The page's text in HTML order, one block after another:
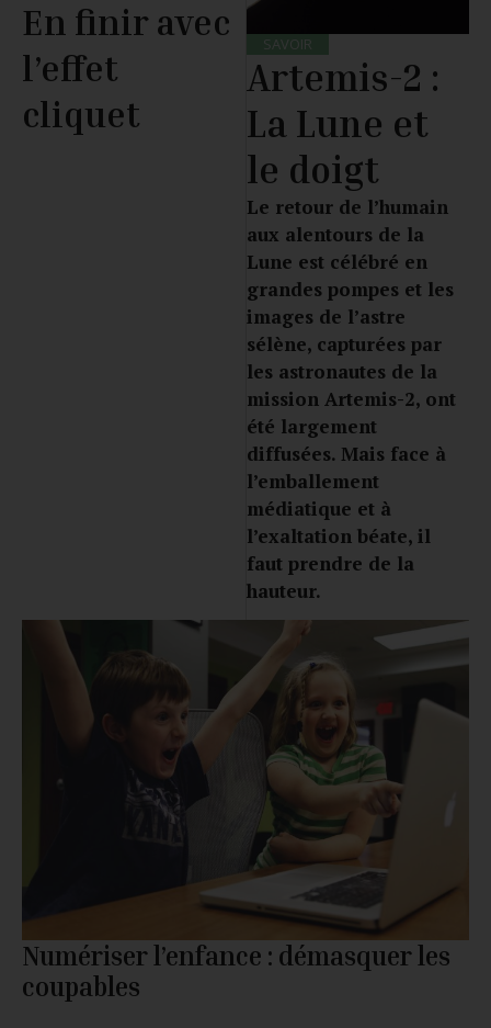
En finir avec
l’effet
cliquet
SAVOIR
Artemis-2 :
La Lune et
le doigt
Le retour de l’humain
aux alentours de la
Lune est célébré en
grandes pompes et les
images de l’astre
sélène, capturées par
les astronautes de la
mission Artemis-2, ont
été largement
diffusées. Mais face à
l’emballement
médiatique et à
l’exaltation béate, il
faut prendre de la
hauteur.
Numériser l’enfance : démasquer les
coupables